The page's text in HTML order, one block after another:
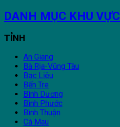
DANH MỤC KHU VỰC
TỈNH
An Giang
Bà Rịa-Vũng Tàu
Bạc Liêu
Bến Tre
Bình Dương
Bình Phước
Bình Thuận
Cà Mau